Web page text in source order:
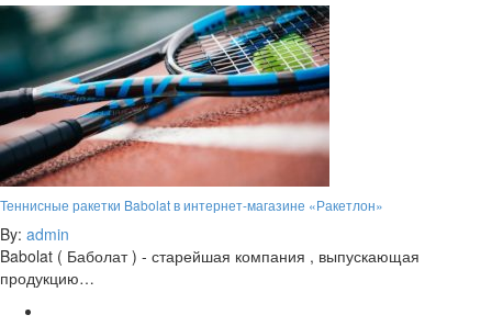
Теннисные ракетки Babolat в интернет-магазине «Ракетлон»
By: admin
Babolat ( Баболат ) - старейшая компания , выпускающая
продукцию…